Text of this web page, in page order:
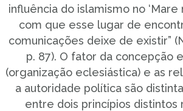
influência do islamismo no ‘Mare
com que esse lugar de
comunicações deixe de existir”
p. 87). O fator da concepção
(organização eclesiástica) e as
a autoridade política são
entre dois princípios